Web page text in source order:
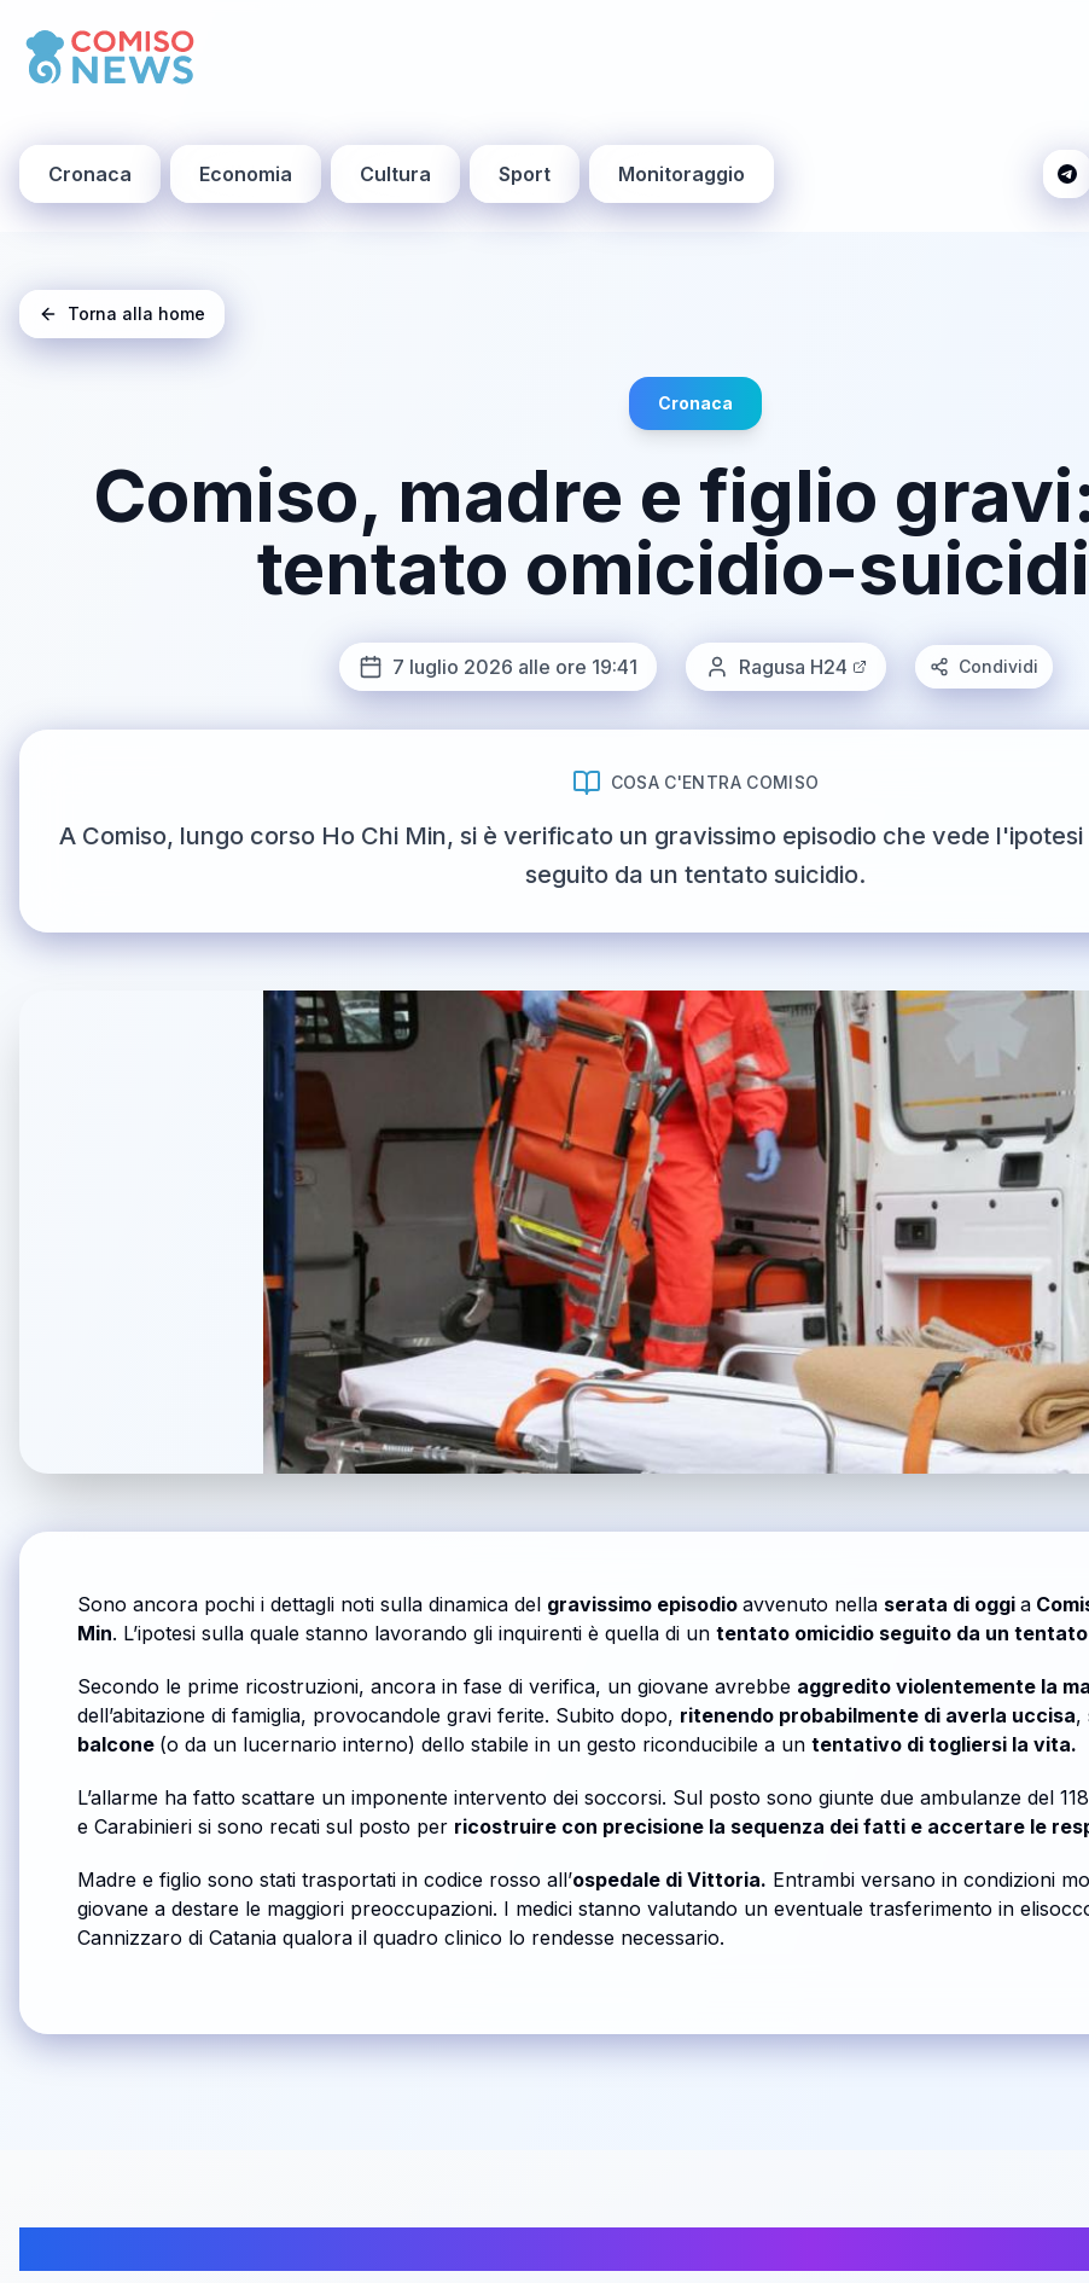
Cronaca Economia Cultura Sport Monitoraggio
Torna alla home
Cronaca
Comiso, madre e figlio
tentato omicidio-
7 luglio 2026 alle ore 19:41 Ragusa H24 Condividi
COSA C'ENTRA COMISO
A Comiso, lungo corso Ho Chi Min, si è verificato un gravissimo episodio che vede
seguito da un tentato suicidio.
Sono ancora pochi i dettagli noti sulla dinamica del gravissimo episodio avvenuto nella serata di oggi a
Min. L’ipotesi sulla quale stanno lavorando gli inquirenti è quella di un tentato omicidio seguito da un
Secondo le prime ricostruzioni, ancora in fase di verifica, un giovane avrebbe aggredito violentemente la
dell’abitazione di famiglia, provocandole gravi ferite. Subito dopo, ritenendo probabilmente di averla uccisa,
balcone (o da un lucernario interno) dello stabile in un gesto riconducibile a un tentativo di togliersi la vita.
L’allarme ha fatto scattare un imponente intervento dei soccorsi. Sul posto sono giunte due ambulanze del
e Carabinieri si sono recati sul posto per ricostruire con precisione la sequenza dei fatti e accertare le
Madre e figlio sono stati trasportati in codice rosso all’ospedale di Vittoria. Entrambi versano in condizioni
giovane a destare le maggiori preoccupazioni. I medici stanno valutando un eventuale trasferimento in
Cannizzaro di Catania qualora il quadro clinico lo rendesse necessario.